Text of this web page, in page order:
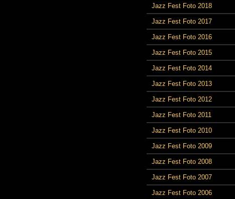
Jazz Fest Foto 2018
Jazz Fest Foto 2017
Jazz Fest Foto 2016
Jazz Fest Foto 2015
Jazz Fest Foto 2014
Jazz Fest Foto 2013
Jazz Fest Foto 2012
Jazz Fest Foto 2011
Jazz Fest Foto 2010
Jazz Fest Foto 2009
Jazz Fest Foto 2008
Jazz Fest Foto 2007
Jazz Fest Foto 2006